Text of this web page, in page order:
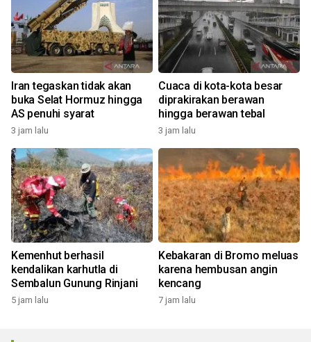
Iran tegaskan tidak akan
buka Selat Hormuz hingga
AS penuhi syarat
3 jam lalu
Cuaca di kota-kota besar
diprakirakan berawan
hingga berawan tebal
3 jam lalu
Kemenhut berhasil
kendalikan karhutla di
Sembalun Gunung Rinjani
5 jam lalu
Kebakaran di Bromo meluas
karena hembusan angin
kencang
7 jam lalu